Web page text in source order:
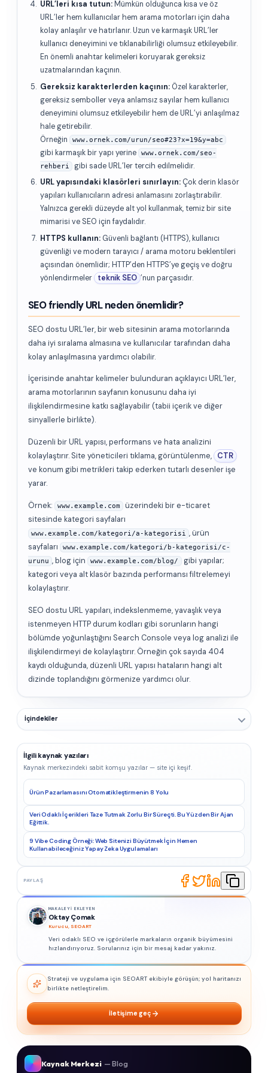
URL’leri kısa tutun:Mümkün olduğunca kısa ve öz
URL’ler hem kullanıcılar hem arama motorları için daha
kolay anlaşılır ve hatırlanır. Uzun ve karmaşık URL’ler
kullanıcı deneyimini ve tıklanabilirliği olumsuz etkileyebilir.
En önemli anahtar kelimeleri koruyarak gereksiz
uzatmalarından kaçının.
Gereksiz karakterlerden kaçının:Özel karakterler,
gereksiz semboller veya anlamsız sayılar hem kullanıcı
deneyimini olumsuz etkileyebilir hem de URL’yi anlaşılmaz
hale getirebilir.
Örneğin
www.ornek.com/urun/seo#23?x=19&y=abc
gibi karmaşık bir yapı yerine
www.ornek.com/seo-
rehberi
gibi sade URL’ler tercih edilmelidir.
URL yapısındaki klasörleri sınırlayın:Çok derin klasör
yapıları kullanıcıların adresi anlamasını zorlaştırabilir.
Yalnızca gerekli düzeyde alt yol kullanmak, temiz bir site
mimarisi ve SEO için faydalıdır.
HTTPS kullanın:Güvenli bağlantı (HTTPS), kullanıcı
güvenliği ve modern tarayıcı / arama motoru beklentileri
açısından önemlidir; HTTP’den HTTPS’ye geçiş ve doğru
yönlendirmeler
teknik SEO ’nun parçasıdır.
SEO friendly URL neden önemlidir?
SEO dostu URL’ler, bir web sitesinin arama motorlarında
daha iyi sıralama almasına ve kullanıcılar tarafından daha
kolay anlaşılmasına yardımcı olabilir.
İçerisinde anahtar kelimeler bulunduran açıklayıcı URL’ler,
arama motorlarının sayfanın konusunu daha iyi
ilişkilendirmesine katkı sağlayabilir (tabii içerik ve diğer
sinyallerle birlikte).
Düzenli bir URL yapısı, performans ve hata analizini
kolaylaştırır. Site yöneticileri tıklama, görüntülenme, CTR
ve konum gibi metrikleri takip ederken tutarlı desenler işe
yarar.
Örnek: www.example.com
üzerindeki bir e-ticaret
sitesinde kategori sayfaları
www.example.com/kategori/a-kategorisi , ürün
sayfaları
www.example.com/kategori/b-kategorisi/c-
urunu , blog için www.example.com/blog/ gibi yapılar;
kategori veya alt klasör bazında performansı filtrelemeyi
kolaylaştırır.
SEO dostu URL yapıları, indekslenmeme, yavaşlık veya
istenmeyen HTTP durum kodları gibi sorunların hangi
bölümde yoğunlaştığını Search Console veya log analizi ile
ilişkilendirmeyi de kolaylaştırır. Örneğin çok sayıda 404
kaydı olduğunda, düzenli URL yapısı hataların hangi alt
dizinde toplandığını görmenize yardımcı olur.
İçindekiler
İlgili kaynak yazıları
Kaynak merkezindeki sabit komşu yazılar — site içi keşif.
Ürün Pazarlamasını Otomatikleştirmenin 8 Yolu
Veri Odaklı İçerikleri Taze Tutmak Zorlu Bir Süreçti. Bu Yüzden Bir Ajan
Eğittik.
9 Vibe Coding Örneği: Web Sitenizi Büyütmek İçin Hemen
Kullanabileceğiniz Yapay Zeka Uygulamaları
PAYLAŞ
MAKALEYI EKLEYEN
Oktay Çomak
Kurucu, SEOART
Veri odaklı SEO ve içgörülerle markaların organik büyümesini
hızlandırıyoruz. Sorularınız için bir mesaj kadar yakınız.
Strateji ve uygulama için SEOART ekibiyle görüşün; yol haritanızı
birlikte netleştirelim.
İletişime geç
Kaynak Merkezi — Blog